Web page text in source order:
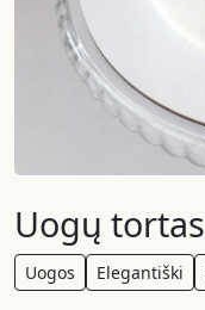
Uogų
Uogos Elegantiški